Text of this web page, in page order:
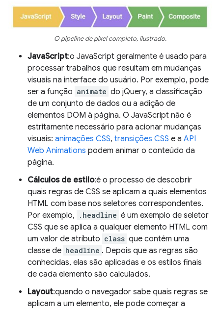
O pipeline de pixel completo, ilustrado.
JavaScript:o JavaScript geralmente é usado para
processar trabalhos que resultam em mudanças
visuais na interface do usuário. Por exemplo, pode
ser a função animate do jQuery, a classificação
de um conjunto de dados ou a adição de
elementos DOM à página. O JavaScript não é
estritamente necessário para acionar mudanças
visuais: animações CSS, transições CSS e a API
Web Animations podem animar o conteúdo da
página.
Cálculos de estilo:é o processo de descobrir
quais regras de CSS se aplicam a quais elementos
HTML com base nos seletores correspondentes.
Por exemplo,
.headline é um exemplo de seletor
CSS que se aplica a qualquer elemento HTML com
um valor de atributo class que contém uma
classe de headline . Depois que as regras são
conhecidas, elas são aplicadas e os estilos finais
de cada elemento são calculados.
Layout:quando o navegador sabe quais regras se
aplicam a um elemento, ele pode começar a